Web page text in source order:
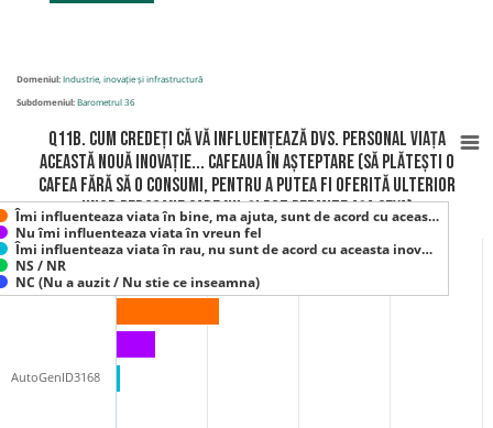
Domeniul:Industrie, inovație și infrastructură
Subdomeniul:Barometrul 36
Q11B. Cum credeți că vă influențează Dvs. personal viața
această nouă inovație... Cafeaua în așteptare (să plătești o
cafea fără să o consumi, pentru a putea fi oferită ulterior
unor persoane care nu-și pot permite așa ceva)
Îmi influenteaza viata în bine, ma ajuta, sunt de acord cu aceas…
Nu îmi influenteaza viata în vreun fel
Îmi influenteaza viata în rau, nu sunt de acord cu aceasta inov…
NS / NR
NC (Nu a auzit / Nu stie ce inseamna)
AutoGenID3168